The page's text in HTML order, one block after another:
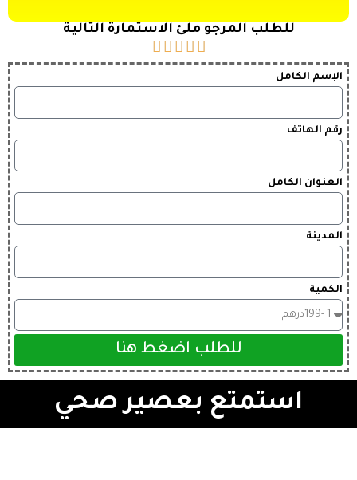
للطلب المرجو ملئ الاستمارة التالية





الإسم الكامل
رقم الهاتف
العنوان الكامل
المدينة
الكمية
للطلب اضغط هنا
استمتع بعصير صحي